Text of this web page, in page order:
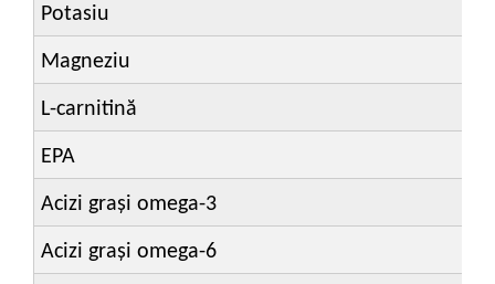
Potasiu
Magneziu
L-carnitină
EPA
Acizi grași omega-3
Acizi grași omega-6